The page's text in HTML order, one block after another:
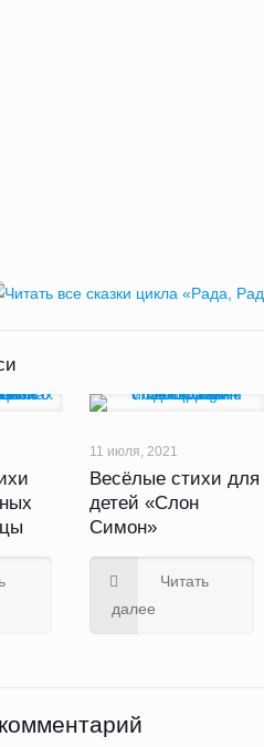
11 июля, 2021
Весёлые стихи для
детей «Слон
Симон»
Читать
далее